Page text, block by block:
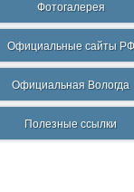
Фотогалерея
Официальные сайты РФ
Официальная Вологда
Полезные ссылки